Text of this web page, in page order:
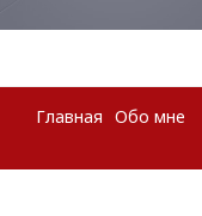
Главная Обо мне